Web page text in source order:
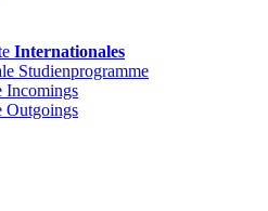
Internationales
Studienprogramme
Incomings
Outgoings